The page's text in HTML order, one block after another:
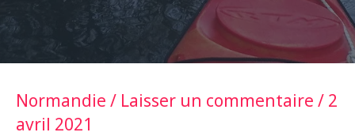
Normandie / Laisser un commentaire / 2
avril 2021